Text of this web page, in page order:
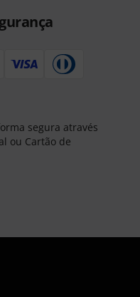
segura através
ou Cartão de